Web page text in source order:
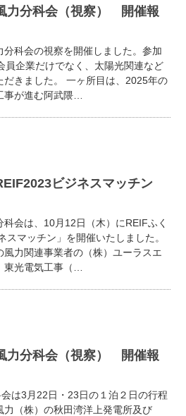
力分科会（視察） 開催報
科会の視察を開催しました。参加
員企業だけでなく、太陽光関連など
きました。 一ヶ所目は、2025年の
事が進む阿武隈…
ビジネスマッチン
会は、10月12日（木）にREIFふく
スマッチン」を開催いたしました。
力関連事業者の（株）ユーラスエ
光電気工事（…
力分科会（視察） 開催報
は3月22日・23日の１泊２日の行程
力（株）の秋田湾洋上発電所及び